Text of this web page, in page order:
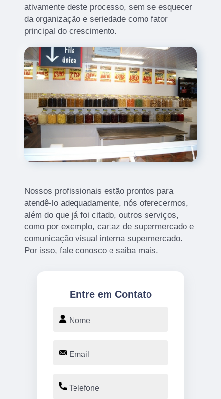
ativamente deste processo, sem se esquecer
da organização e seriedade como fator
principal do crescimento.
Nossos profissionais estão prontos para
atendê-lo adequadamente, nós oferecermos,
além do que já foi citado, outros serviços,
como por exemplo, cartaz de supermercado e
comunicação visual interna supermercado.
Por isso, fale conosco e saiba mais.
Entre em Contato